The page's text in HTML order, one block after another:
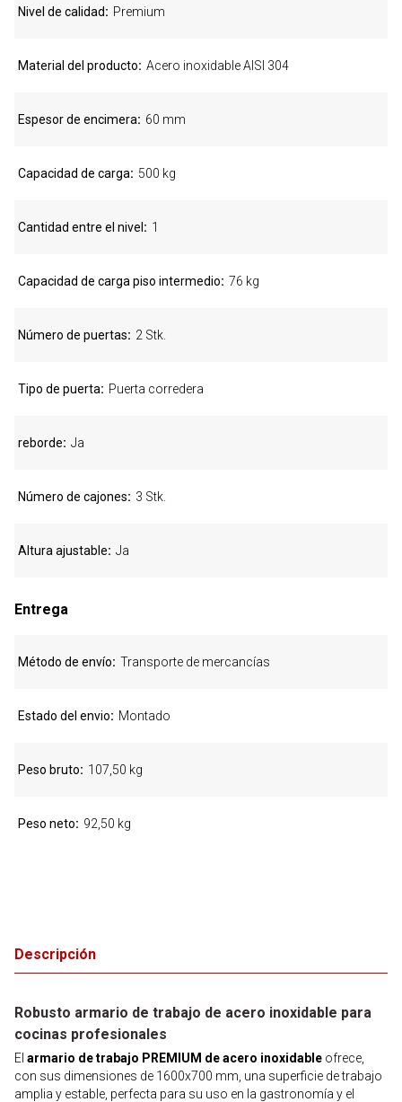
Descripción
Robusto armario de trabajo de acero inoxidable para
cocinas profesionales
El armario de trabajo PREMIUM de acero inoxidable ofrece,
con sus dimensiones de 1600x700 mm, una superficie de trabajo
amplia y estable, perfecta para su uso en la gastronomía y el
Nivel de calidad Premium
Material del producto Acero inoxidable AISI 304
Espesor de encimera 60 mm
Capacidad de carga 500 kg
Cantidad entre el nivel 1
Capacidad de carga piso intermedio 76 kg
Número de puertas 2 Stk.
Tipo de puerta Puerta corredera
reborde Ja
Número de cajones 3 Stk.
Altura ajustable Ja
Entrega
Método de envío Transporte de mercancías
Estado del envio Montado
Peso bruto 107,50 kg
Peso neto 92,50 kg